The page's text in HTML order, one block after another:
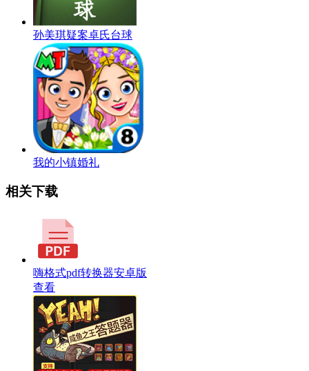
孙美琪疑案卓氏台球
我的小镇婚礼
相关下载
嗨格式pdf转换器安卓版
查看